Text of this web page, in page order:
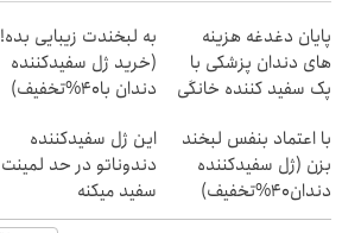
پایان دغدغه هزینه
های دندان پزشکی با
پک سفید کننده خانگی
به لبخندت زیبایی بده!
(خرید ژل سفیدکننده
دندان با40%تخفیف)
با اعتماد بنفس لبخند
بزن (ژل سفیدکننده
دندان40%تخفیف)
این ژل سفیدکننده
دندوناتو در حد لمینت
سفید میکنه
(40%تخفیف)